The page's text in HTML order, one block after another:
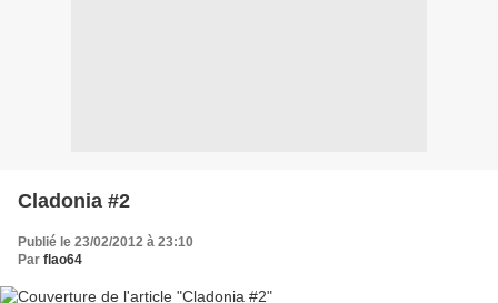
Cladonia #2
Publié le 23/02/2012 à 23:10
Par flao64